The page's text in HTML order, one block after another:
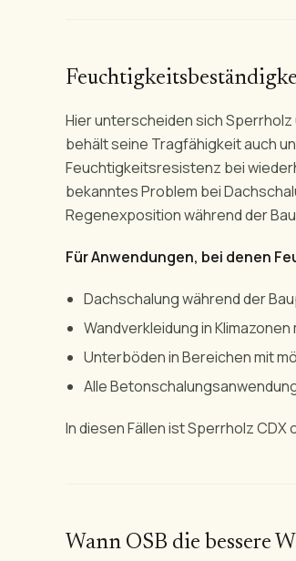
Hier unterscheiden sich Sperrholz
behält seine Tragfähigkeit auch
Feuchtigkeitsresistenz bei
bekanntes Problem bei
Regenexposition während der
Für Anwendungen, bei denen
Dachschalung während der
Wandverkleidung in
Unterböden in Bereichen mit
Alle
In diesen Fällen ist Sperrholz
Wann OSB die bessere